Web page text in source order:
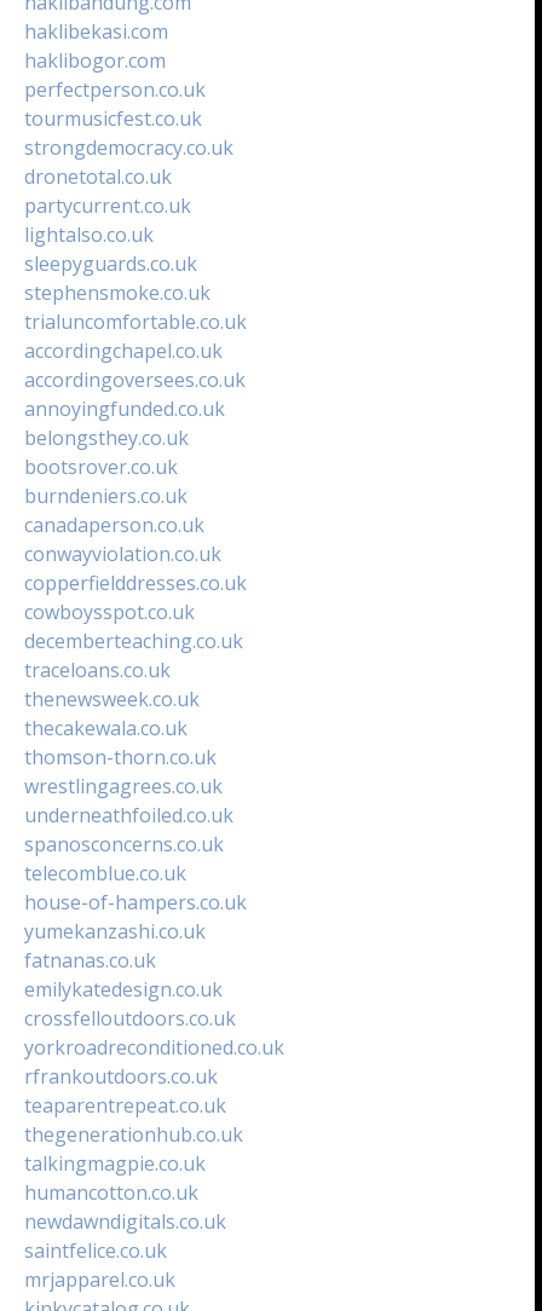
haklibekasi.com
haklibogor.com
perfectperson.co.uk
tourmusicfest.co.uk
strongdemocracy.co.uk
dronetotal.co.uk
partycurrent.co.uk
lightalso.co.uk
sleepyguards.co.uk
stephensmoke.co.uk
trialuncomfortable.co.uk
accordingchapel.co.uk
accordingoversees.co.uk
annoyingfunded.co.uk
belongsthey.co.uk
bootsrover.co.uk
burndeniers.co.uk
canadaperson.co.uk
conwayviolation.co.uk
copperfielddresses.co.uk
cowboysspot.co.uk
decemberteaching.co.uk
traceloans.co.uk
thenewsweek.co.uk
thecakewala.co.uk
thomson-thorn.co.uk
wrestlingagrees.co.uk
underneathfoiled.co.uk
spanosconcerns.co.uk
telecomblue.co.uk
house-of-hampers.co.uk
yumekanzashi.co.uk
fatnanas.co.uk
emilykatedesign.co.uk
crossfelloutdoors.co.uk
yorkroadreconditioned.co.uk
rfrankoutdoors.co.uk
teaparentrepeat.co.uk
thegenerationhub.co.uk
talkingmagpie.co.uk
humancotton.co.uk
newdawndigitals.co.uk
saintfelice.co.uk
mrjapparel.co.uk